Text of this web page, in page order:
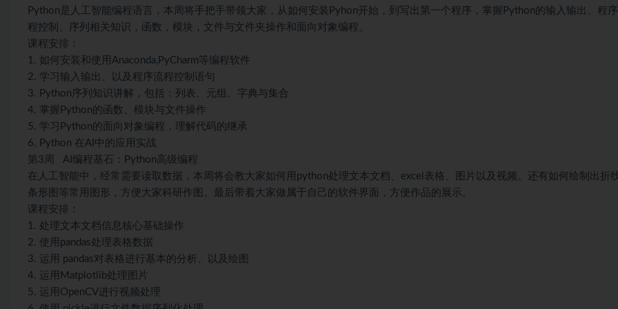
Python是人工智能编程语言，本周将手把手带领大家，从如何安装Pyhon开始，到写出第一个程序，掌握Python的输入输出、程
程控制、序列相关知识，函数，模块，文件与文件夹操作和面向对象编程。
课程安排：
1. 如何安装和使用Anaconda,PyCharm等编程软件
2. 学习输入输出、以及程序流程控制语句
3. Python序列知识讲解，包括：列表、元组、字典与集合
4. 掌握Python的函数、模块与文件操作
5. 学习Python的面向对象编程，理解代码的继承
6. Python 在AI中的应用实战
第3周 AI编程基石：Python高级编程
在人工智能中，经常需要读取数据，本周将会教大家如何用python处理文本文档、excel表格、图片以及视频。还有如何绘制出折线
条形图等常用图形，方便大家科研作图。最后带着大家做属于自己的软件界面，方便作品的展示。
课程安排：
1. 处理文本文档信息核心基础操作
2. 使用pandas处理表格数据
3. 运用 pandas对表格进行基本的分析、以及绘图
4. 运用Matplotlib处理图片
5. 运用OpenCV进行视频处理